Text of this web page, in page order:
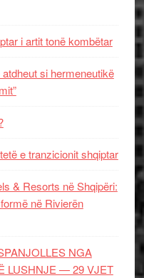
i artit tonë kombëtar
si hermeneutikë
e tranzicionit shqiptar
& Resorts në Shqipëri:
në Rivierën
NGA
LUSHNJE — 29 VJET